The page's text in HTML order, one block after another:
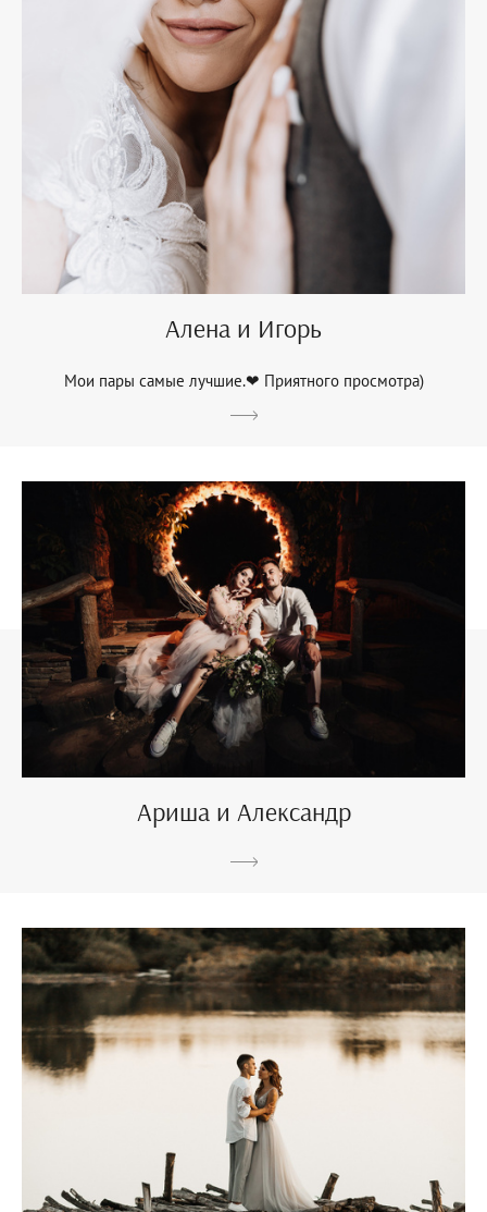
Алена и Игорь
Мои пары самые лучшие.❤ Приятного просмотра)
Ариша и Александр